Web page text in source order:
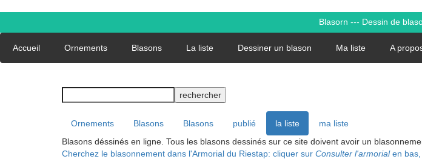
Blasorn --- Dessin de
Accueil Ornements Blasons La liste Dessiner un blason Ma liste A
rechercher
Ornements Blasons Blasons publié la liste
ma liste
Blasons déssinés en ligne. Tous les blasons dessinés sur ce site doivent avoir un
Cherchez le blasonnement dans l'Armorial du Riestap: cliquer sur Consulter l'armorialen bas,